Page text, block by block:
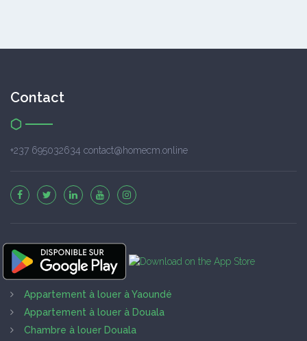
Contact
+237 695032634 contact@homecm.online
Appartement à louer à Yaoundé
Appartement à louer à Douala
Chambre à louer Douala